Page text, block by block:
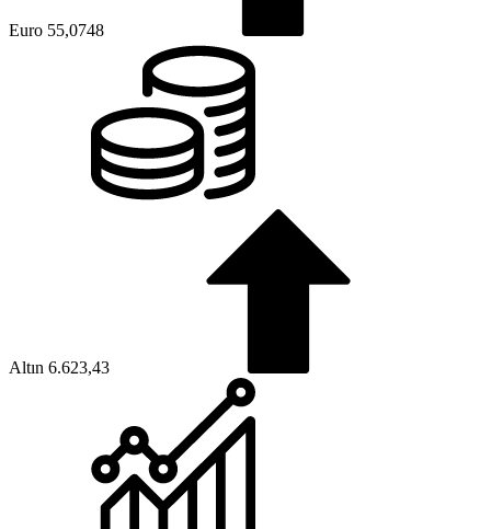
Euro 55,0748
Altın 6.623,43